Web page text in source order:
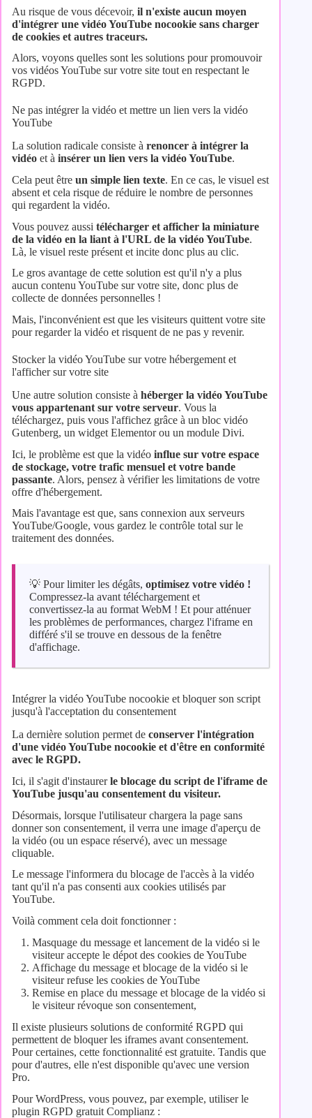
Au risque de vous décevoir, il n'existe aucun moyen
d'intégrer une vidéo YouTube nocookie sans charger
de cookies et autres traceurs.
Alors, voyons quelles sont les solutions pour promouvoir
vos vidéos YouTube sur votre site tout en respectant le
RGPD.
Ne pas intégrer la vidéo et mettre un lien vers la vidéo
YouTube
La solution radicale consiste à renoncer à intégrer la
vidéo et à insérer un lien vers la vidéo YouTube.
Cela peut être un simple lien texte. En ce cas, le visuel est
absent et cela risque de réduire le nombre de personnes
qui regardent la vidéo.
Vous pouvez aussi télécharger et afficher la miniature
de la vidéo en la liant à l'URL de la vidéo YouTube.
Là, le visuel reste présent et incite donc plus au clic.
Le gros avantage de cette solution est qu'il n'y a plus
aucun contenu YouTube sur votre site, donc plus de
collecte de données personnelles !
Mais, l'inconvénient est que les visiteurs quittent votre site
pour regarder la vidéo et risquent de ne pas y revenir.
Stocker la vidéo YouTube sur votre hébergement et
l'afficher sur votre site
Une autre solution consiste à héberger la vidéo YouTube
vous appartenant sur votre serveur. Vous la
téléchargez, puis vous l'affichez grâce à un bloc vidéo
Gutenberg, un widget Elementor ou un module Divi.
Ici, le problème est que la vidéo influe sur votre espace
de stockage, votre trafic mensuel et votre bande
passante. Alors, pensez à vérifier les limitations de votre
offre d'hébergement.
Mais l'avantage est que, sans connexion aux serveurs
YouTube/Google, vous gardez le contrôle total sur le
traitement des données.
💡 Pour limiter les dégâts, optimisez votre vidéo !
Compressez-la avant téléchargement et
convertissez-la au format WebM ! Et pour atténuer
les problèmes de performances, chargez l'iframe en
différé s'il se trouve en dessous de la fenêtre
d'affichage.
Intégrer la vidéo YouTube nocookie et bloquer son script
jusqu'à l'acceptation du consentement
La dernière solution permet de conserver l'intégration
d'une vidéo YouTube nocookie et d'être en conformité
avec le RGPD.
Ici, il s'agit d'instaurerle blocage du script de l'iframe de
YouTube jusqu'au consentement du visiteur.
Désormais, lorsque l'utilisateur chargera la page sans
donner son consentement, il verra une image d'aperçu de
la vidéo (ou un espace réservé), avec un message
cliquable.
Le message l'informera du blocage de l'accès à la vidéo
tant qu'il n'a pas consenti aux cookies utilisés par
YouTube.
Voilà comment cela doit fonctionner :
Masquage du message et lancement de la vidéo si le
visiteur accepte le dépot des cookies de YouTube
Affichage du message et blocage de la vidéo si le
visiteur refuse les cookies de YouTube
Remise en place du message et blocage de la vidéo si
le visiteur révoque son consentement,
Il existe plusieurs solutions de conformité RGPD qui
permettent de bloquer les iframes avant consentement.
Pour certaines, cette fonctionnalité est gratuite. Tandis que
pour d'autres, elle n'est disponible qu'avec une version
Pro.
Pour WordPress, vous pouvez, par exemple, utiliser le
plugin RGPD gratuit Complianz :